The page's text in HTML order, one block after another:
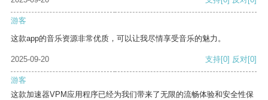
游客
这款app的音乐资源非常优质，可以让我尽情享受音乐的魅力。
2025-09-20 支持[0] 反对[0]
游客
这款加速器VPM应用程序已经为我们带来了无限的流畅体验和安全性保